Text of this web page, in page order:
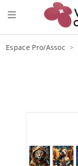
Espace Pro/Assoc